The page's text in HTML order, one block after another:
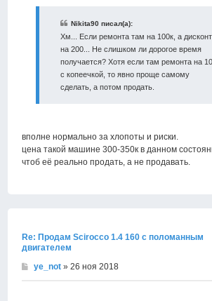
Nikita90 писал(а):
Хм... Если ремонта там на 100к, а дисконт
на 200... Не слишком ли дорогое время
получается? Хотя если там ремонта на
с копеечкой, то явно проще самому
сделать, а потом продать.
вполне нормально за хлопоты и риски.
цена такой машине 300-350к в данном
чтоб её реально продать, а не продавать.
Re: Продам Scirocco 1.4 160 с поломанным
двигателем
ye_not » 26 ноя 2018